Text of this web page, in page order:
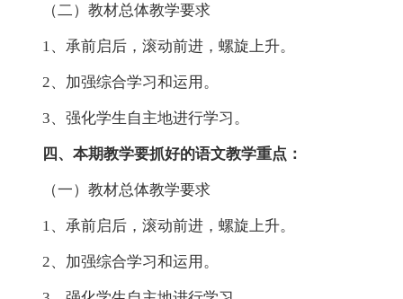
（二）教材总体教学要求
1、承前启后，滚动前进，螺旋上升。
2、加强综合学习和运用。
3、强化学生自主地进行学习。
四、本期教学要抓好的语文教学重点：
（一）教材总体教学要求
1、承前启后，滚动前进，螺旋上升。
2、加强综合学习和运用。